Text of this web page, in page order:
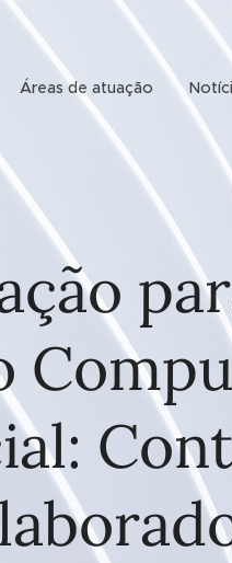
Áreas de atuação